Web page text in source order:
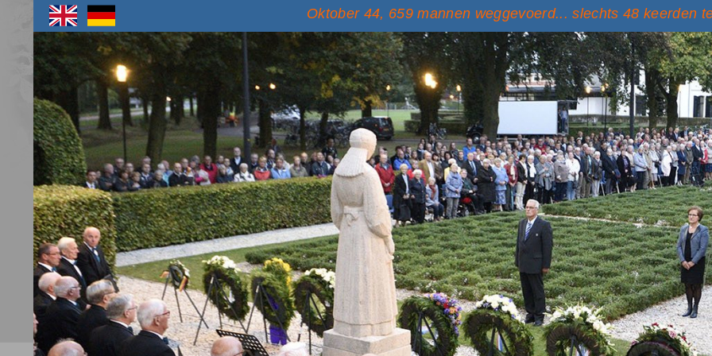
Oktober 44, 659 mannen weggevoerd... slechts 48 keerden